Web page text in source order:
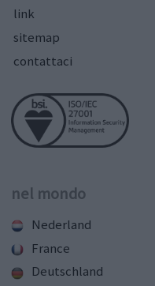
link
sitemap
contattaci
nel mondo
Nederland
France
Deutschland